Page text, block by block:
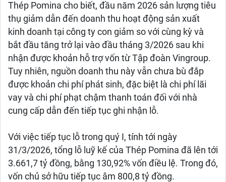
Thép Pomina cho biết, đầu năm 2026 sản lượng tiêu
thụ giảm dẫn đến doanh thu hoạt động sản xuất
kinh doanh tại công ty con giảm so với cùng kỳ và
bắt đầu tăng trở lại vào đầu tháng 3/2026 sau khi
nhận được khoản hỗ trợ vốn từ Tập đoàn Vingroup.
Tuy nhiên, nguồn doanh thu này vẫn chưa bù đắp
được khoản chi phí phát sinh, đặc biệt là chi phí lãi
vay và chi phí phạt chậm thanh toán đối với nhà
cung cấp dẫn đến tiếp tục ghi nhận lỗ.
Với việc tiếp tục lỗ trong quý I, tính tới ngày
31/3/2026, tổng lỗ luỹ kế của Thép Pomina đã lên tới
3.661,7 tỷ đồng, bằng 130,92% vốn điều lệ. Trong đó,
vốn chủ sở hữu tiếp tục âm 800,8 tỷ đồng.